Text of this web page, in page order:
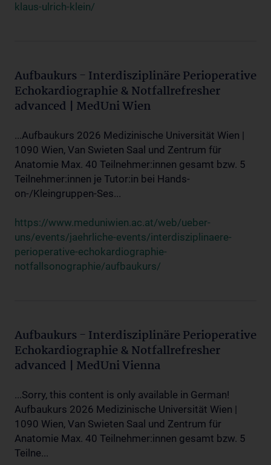
klaus-ulrich-klein/
Aufbaukurs - Interdisziplinäre Perioperative
Echokardiographie & Notfallrefresher
advanced | MedUni Wien
...Aufbaukurs 2026 Medizinische Universität Wien |
1090 Wien, Van Swieten Saal und Zentrum für
Anatomie Max. 40 Teilnehmer:innen gesamt bzw. 5
Teilnehmer:innen je Tutor:in bei Hands-
on-/Kleingruppen-Ses...
https://www.meduniwien.ac.at/web/ueber-
uns/events/jaehrliche-events/interdisziplinaere-
perioperative-echokardiographie-
notfallsonographie/aufbaukurs/
Aufbaukurs - Interdisziplinäre Perioperative
Echokardiographie & Notfallrefresher
advanced | MedUni Vienna
...Sorry, this content is only available in German!
Aufbaukurs 2026 Medizinische Universität Wien |
1090 Wien, Van Swieten Saal und Zentrum für
Anatomie Max. 40 Teilnehmer:innen gesamt bzw. 5
Teilne...